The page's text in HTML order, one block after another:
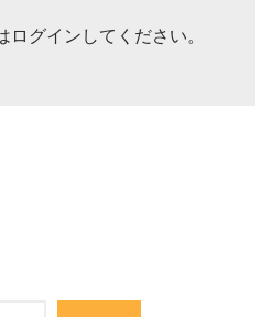
ログイン してください。